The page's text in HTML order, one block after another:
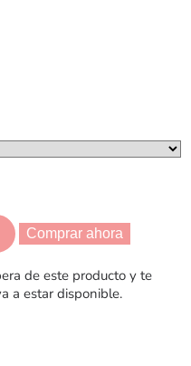
Comprar ahora
de este producto y te
a estar disponible.